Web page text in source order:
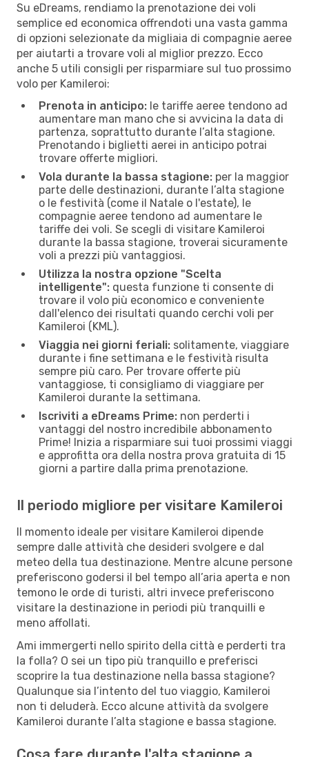
Su eDreams, rendiamo la prenotazione dei voli
semplice ed economica offrendoti una vasta gamma
di opzioni selezionate da migliaia di compagnie aeree
per aiutarti a trovare voli al miglior prezzo. Ecco
anche 5 utili consigli per risparmiare sul tuo prossimo
volo per Kamileroi:
Prenota in anticipo: le tariffe aeree tendono ad
aumentare man mano che si avvicina la data di
partenza, soprattutto durante l’alta stagione.
Prenotando i biglietti aerei in anticipo potrai
trovare offerte migliori.
Vola durante la bassa stagione: per la maggior
parte delle destinazioni, durante l’alta stagione
o le festività (come il Natale o l'estate), le
compagnie aeree tendono ad aumentare le
tariffe dei voli. Se scegli di visitare Kamileroi
durante la bassa stagione, troverai sicuramente
voli a prezzi più vantaggiosi.
Utilizza la nostra opzione "Scelta
intelligente": questa funzione ti consente di
trovare il volo più economico e conveniente
dall'elenco dei risultati quando cerchi voli per
Kamileroi (KML).
Viaggia nei giorni feriali: solitamente, viaggiare
durante i fine settimana e le festività risulta
sempre più caro. Per trovare offerte più
vantaggiose, ti consigliamo di viaggiare per
Kamileroi durante la settimana.
Iscriviti a eDreams Prime: non perderti i
vantaggi del nostro incredibile abbonamento
Prime! Inizia a risparmiare sui tuoi prossimi viaggi
e approfitta ora della nostra prova gratuita di 15
giorni a partire dalla prima prenotazione.
Il periodo migliore per visitare Kamileroi
Il momento ideale per visitare Kamileroi dipende
sempre dalle attività che desideri svolgere e dal
meteo della tua destinazione. Mentre alcune persone
preferiscono godersi il bel tempo all’aria aperta e non
temono le orde di turisti, altri invece preferiscono
visitare la destinazione in periodi più tranquilli e
meno affollati.
Ami immergerti nello spirito della città e perderti tra
la folla? O sei un tipo più tranquillo e preferisci
scoprire la tua destinazione nella bassa stagione?
Qualunque sia l’intento del tuo viaggio, Kamileroi
non ti deluderà. Ecco alcune attività da svolgere
Kamileroi durante l’alta stagione e bassa stagione.